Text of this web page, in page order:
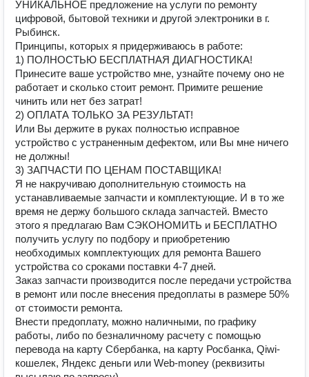
УНИКАЛЬНОЕ предложение на услуги по ремонту
цифровой, бытовой техники и другой электроники в г.
Рыбинск.
Принципы, которых я придерживаюсь в работе:
1) ПОЛНОСТЬЮ БЕСПЛАТНАЯ ДИАГНОСТИКА!
Принесите ваше устройство мне, узнайте почему оно не
работает и сколько стоит ремонт. Примите решение
чинить или нет без затрат!
2) ОПЛАТА ТОЛЬКО ЗА РЕЗУЛЬТАТ!
Или Вы держите в руках полностью исправное
устройство с устраненным дефектом, или Вы мне ничего
не должны!
3) ЗАПЧАСТИ ПО ЦЕНАМ ПОСТАВЩИКА!
Я не накручиваю дополнительную стоимость на
устанавливаемые запчасти и комплектующие. И в то же
время не держу большого склада запчастей. Вместо
этого я предлагаю Вам СЭКОНОМИТЬ и БЕСПЛАТНО
получить услугу по подбору и приобретению
необходимых комплектующих для ремонта Вашего
устройства со сроками поставки 4-7 дней.
Заказ запчасти производится после передачи устройства
в ремонт или после внесения предоплаты в размере 50%
от стоимости ремонта.
Внести предоплату, можно наличными, по графику
работы, либо по безналичному расчету с помощью
перевода на карту Сбербанка, на карту Росбанка, Qiwi-
кошелек, Яндекс деньги или Web-money (реквизиты